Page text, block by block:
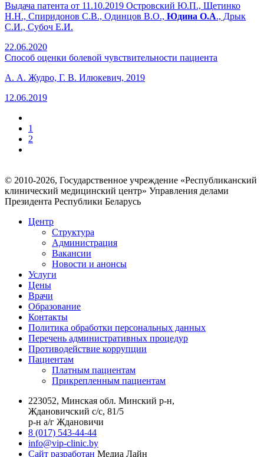
Выдача патента от 11.10.2019 Островский Ю.П., Щетинко
Н.Н., Спиридонов С.В., Одинцов В.О., Юдина О.А., Дрык
С.И., Субоч Е.И.
22.06.2020
Способ оценки болевой чувствительности пациента
А. А. Жудро, Г. В. Илюкевич, 2019
12.06.2019
1
2
© 2010-2026, Государственное учреждение «Республиканский
клинический медицинский центр» Управления делами
Президента Республики Беларусь
Центр
Структура
Администрация
Вакансии
Новости и анонсы
Услуги
Цены
Врачи
Образование
Контакты
Политика обработки персональных данных
Перечень административных процедур
Противодействие коррупции
Пациентам
Платным пациентам
Прикрепленным пациентам
223052, Минская обл. Минский р-н,
Ждановичский с/с, 81/5
р-н а/г Ждановичи
8 (017) 543-44-44
info@vip-clinic.by
Сайт разработан Медиа Лайн